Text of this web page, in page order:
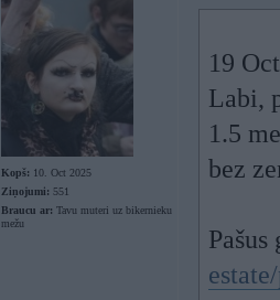
Kopš: 10. Oct 2025
Ziņojumi: 551
Braucu ar: Tavu muteri uz bikernieku
mežu
19
Labi,
1.5
bez